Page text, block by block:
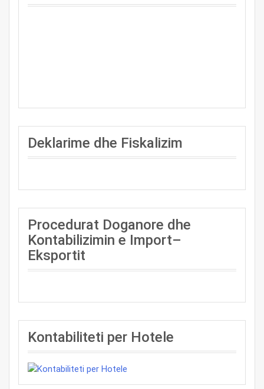
Deklarime dhe Fiskalizim
Procedurat Doganore dhe
Kontabilizimin e Import–
Eksportit
Kontabiliteti per Hotele